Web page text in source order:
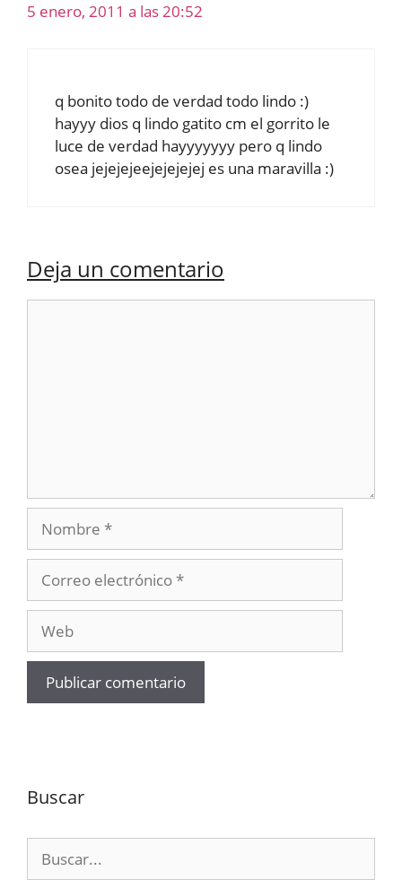
5 enero, 2011 a las 20:52
q bonito todo de verdad todo lindo :)
hayyy dios q lindo gatito cm el gorrito le
luce de verdad hayyyyyyy pero q lindo
osea jejejejeejejejejej es una maravilla :)
Deja un comentario
Nombre
electrónico
Buscar